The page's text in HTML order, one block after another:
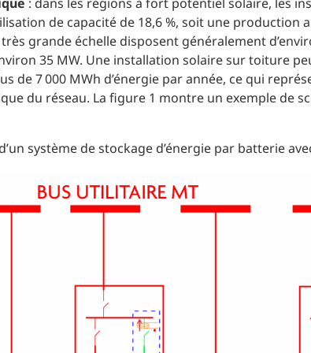
: dans les régions à fort potentiel solaire, les
de capacité de 18,6 %, soit une production
grande échelle disposent généralement
35 MW. Une installation solaire sur toiture
de 7 000 MWh d’énergie par année, ce qui
du réseau. La figure 1 montre un exemple de
système de stockage d’énergie par batterie